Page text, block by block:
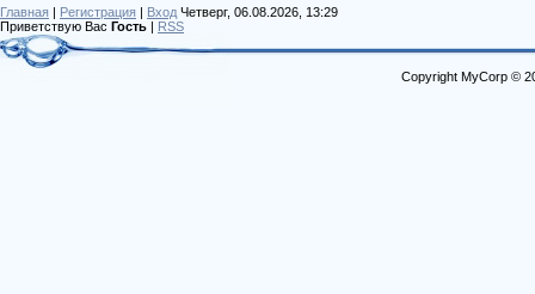
Главная | Регистрация | Вход Четверг, 06.08.2026, 13:29
Приветствую Вас Гость | RSS
Copyright MyCorp ©